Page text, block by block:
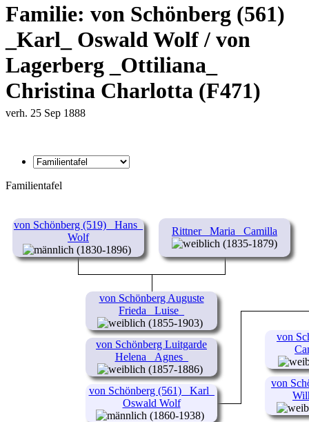
Familie: von Schönberg (561)
_Karl_ Oswald Wolf / von
Lagerberg _Ottiliana_
Christina Charlotta (F471)
verh. 25 Sep 1888
Familientafel
von Schönberg (519) _Hans_
Wolf
(1830-1896)
Rittner _Maria_ Camilla
(1835-1879)
von Schönberg Auguste
Frieda _Luise_
(1855-1903)
von Schönberg Luitgarde
Helena _Agnes_
(1857-1886)
von Schönberg (561) _Karl_
Oswald Wolf
(1860-1938)
von
von